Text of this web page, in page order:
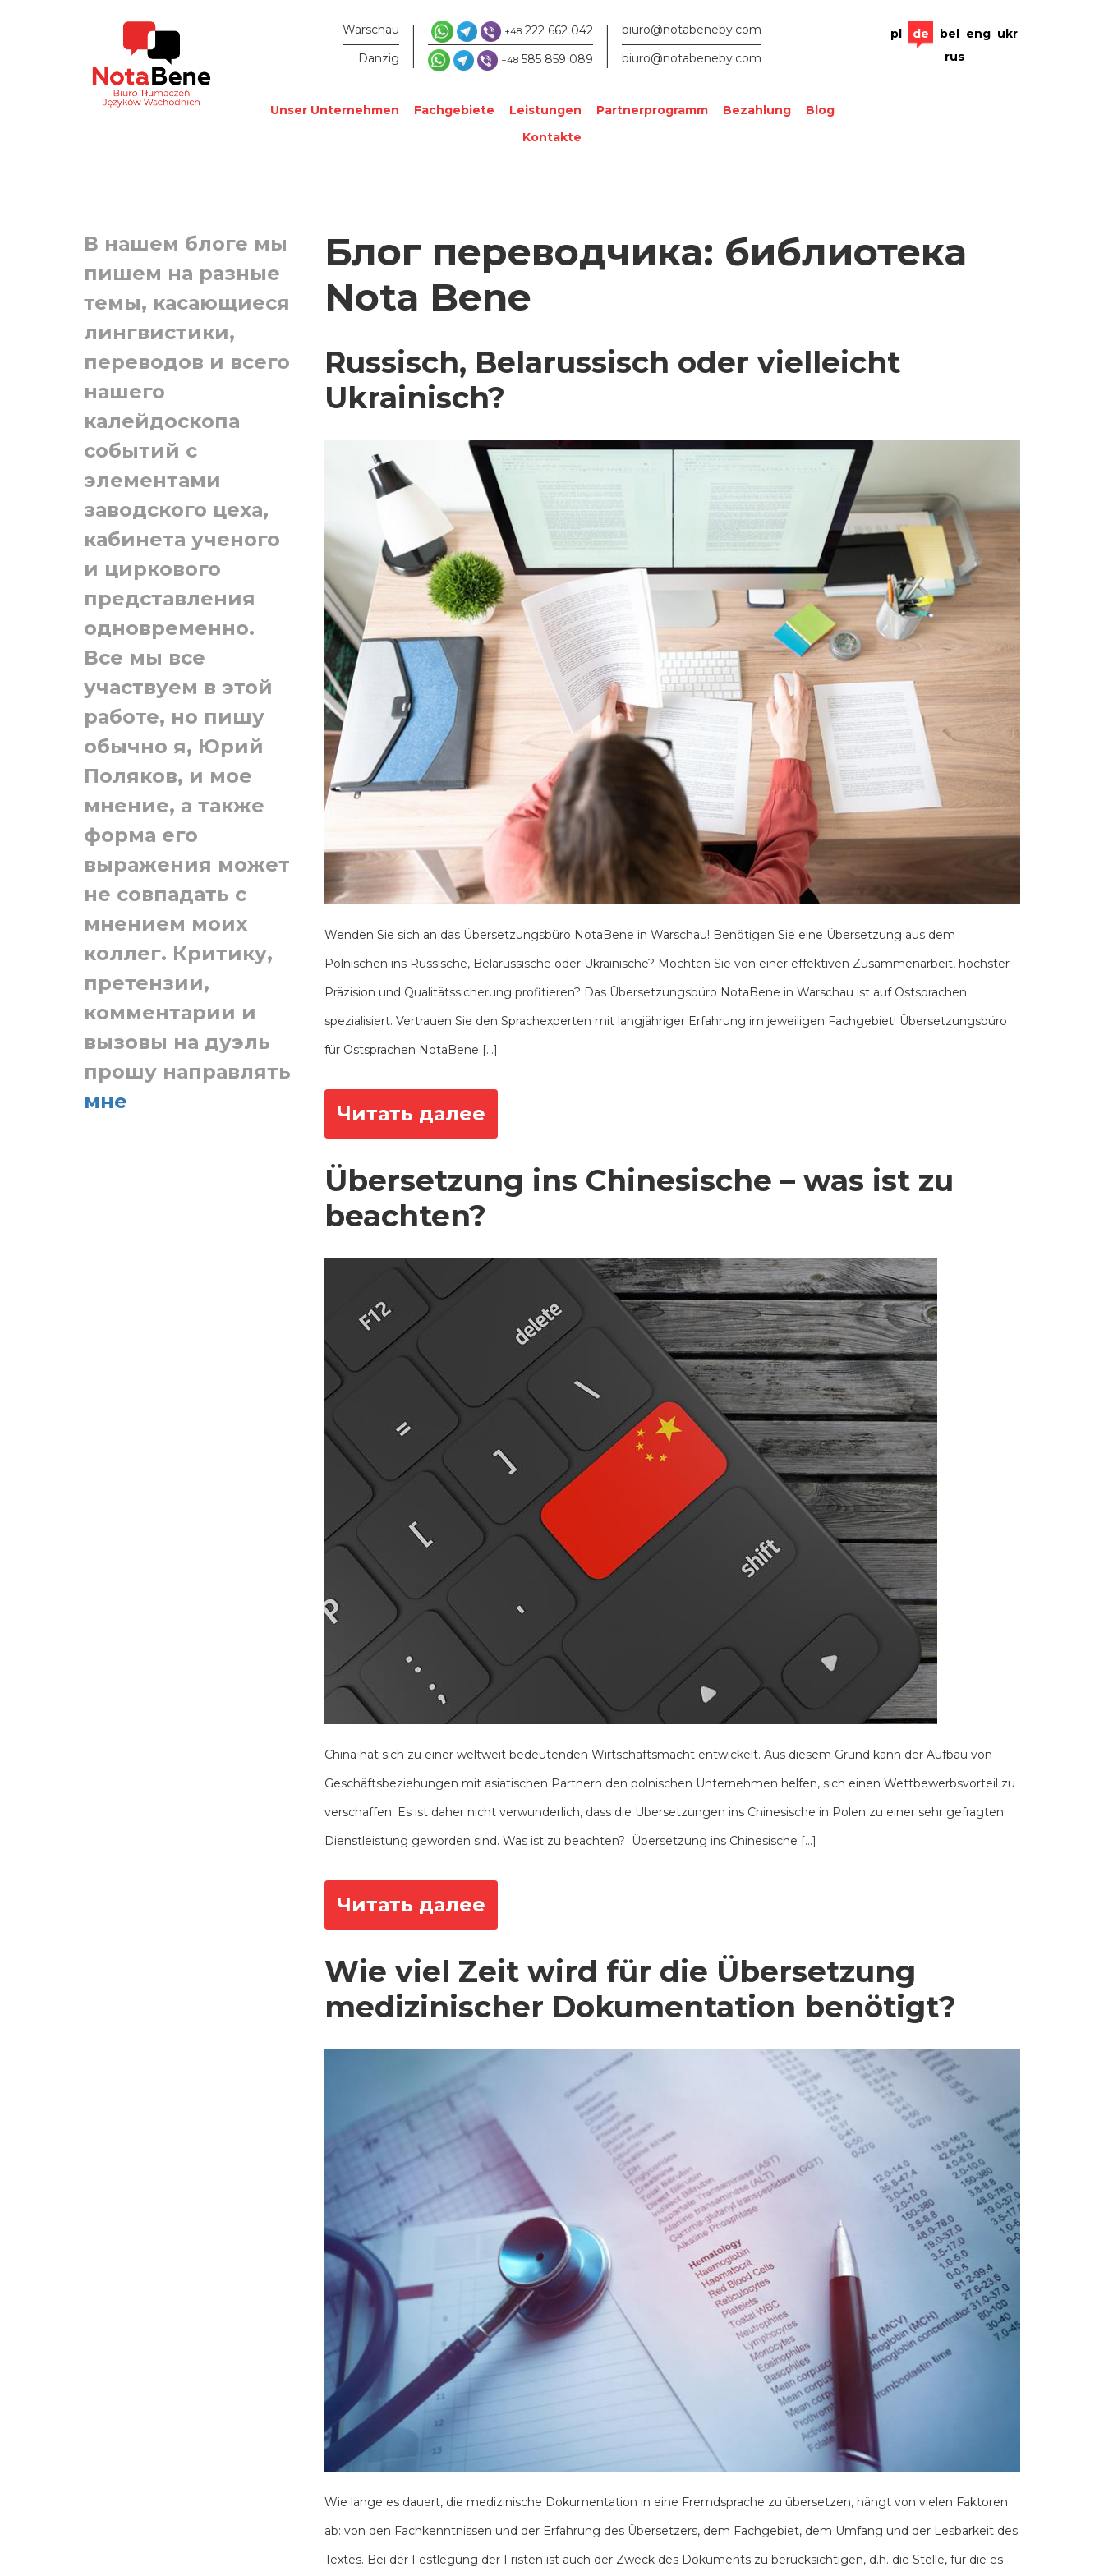
Warschau
Danzig
| +48 222 662 042
+48 585 859 089 |
biuro@notabeneby.com
biuro@notabeneby.com
Unser Unternehmen Fachgebiete Leistungen Partnerprogramm Bezahlung
Blog
Kontakte
pl de bel eng ukr
rus
В нашем блоге мы
пишем на разные
темы, касающиеся
лингвистики,
переводов и всего
нашего
калейдоскопа
событий с
элементами
заводского цеха,
кабинета ученого
и циркового
представления
одновременно.
Все мы все
участвуем в этой
работе, но пишу
обычно я, Юрий
Поляков, и мое
мнение, а также
форма его
выражения может
не совпадать с
мнением моих
коллег. Критику,
претензии,
комментарии и
вызовы на дуэль
прошу направлять
мне
Блог переводчика: библиотека
Nota Bene
Russisch, Belarussisch oder vielleicht
Ukrainisch?
Wenden Sie sich an das Übersetzungsbüro NotaBene in Warschau! Benötigen Sie eine Übersetzung aus dem
Polnischen ins Russische, Belarussische oder Ukrainische? Möchten Sie von einer effektiven Zusammenarbeit, höchster
Präzision und Qualitätssicherung profitieren? Das Übersetzungsbüro NotaBene in Warschau ist auf Ostsprachen
spezialisiert. Vertrauen Sie den Sprachexperten mit langjähriger Erfahrung im jeweiligen Fachgebiet! Übersetzungsbüro
für Ostsprachen NotaBene […]
Читать далее
Übersetzung ins Chinesische – was ist zu
beachten?
China hat sich zu einer weltweit bedeutenden Wirtschaftsmacht entwickelt. Aus diesem Grund kann der Aufbau von
Geschäftsbeziehungen mit asiatischen Partnern den polnischen Unternehmen helfen, sich einen Wettbewerbsvorteil zu
verschaffen. Es ist daher nicht verwunderlich, dass die Übersetzungen ins Chinesische in Polen zu einer sehr gefragten
Dienstleistung geworden sind. Was ist zu beachten? Übersetzung ins Chinesische […]
Читать далее
Wie viel Zeit wird für die Übersetzung
medizinischer Dokumentation benötigt?
Wie lange es dauert, die medizinische Dokumentation in eine Fremdsprache zu übersetzen, hängt von vielen Faktoren
ab: von den Fachkenntnissen und der Erfahrung des Übersetzers, dem Fachgebiet, dem Umfang und der Lesbarkeit des
Textes. Bei der Festlegung der Fristen ist auch der Zweck des Dokuments zu berücksichtigen, d.h. die Stelle, für die es